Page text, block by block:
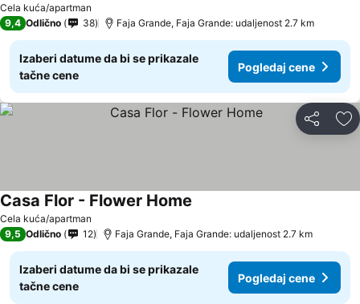
Cela kuća/apartman
9,4 Odlično 38 Faja Grande, Faja Grande: udaljenost 2.7 km
Izaberi datume da bi se prikazale
tačne cene
Pogledaj cene
Deli
Cela kuća/apartman
Casa Flor - Flower Home
9,5 Odlično 12 Faja Grande, Faja Grande: udaljenost 2.7 km
Izaberi datume da bi se prikazale
tačne cene
Pogledaj cene